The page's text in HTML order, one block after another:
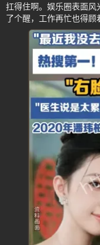
扛得住啊。娱乐圈表面
了个醒，工作再忙也得顾